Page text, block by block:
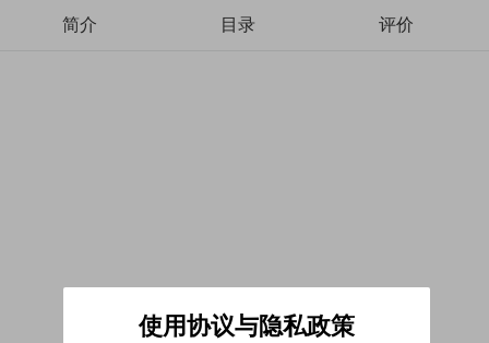
简介 目录 评价
使用协议与隐私政策